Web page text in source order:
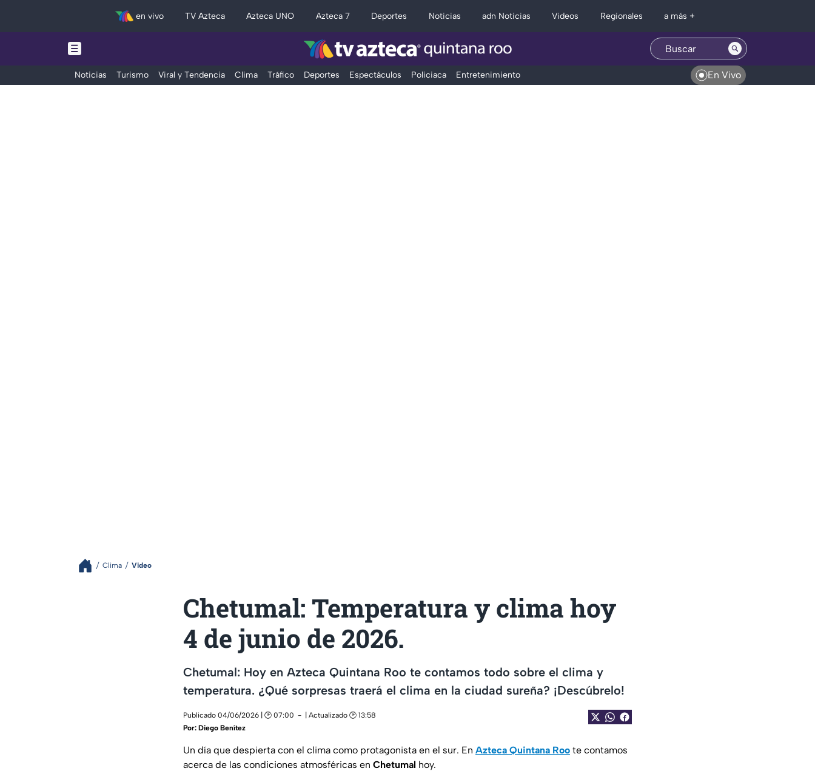
en vivo TV Azteca Azteca UNO Azteca 7 Deportes Noticias adn Noticias Videos Regionales a más +
Noticias Turismo Viral y Tendencia Clima Tráfico Deportes Espectáculos Policiaca Entretenimiento En Vivo
Clima Video
Chetumal: Temperatura y clima hoy
4 de junio de 2026.
Chetumal: Hoy en Azteca Quintana Roo te contamos todo sobre el clima y
temperatura. ¿Qué sorpresas traerá el clima en la ciudad sureña? ¡Descúbrelo!
Publicado 04/06/2026 | 🕑 07:00
| Actualizado 🕑 13:58
Por: Diego Benítez
Un día que despierta con el clima como protagonista en el sur. En Azteca Quintana Roo te contamos
acerca de las condiciones atmosféricas en Chetumal hoy.